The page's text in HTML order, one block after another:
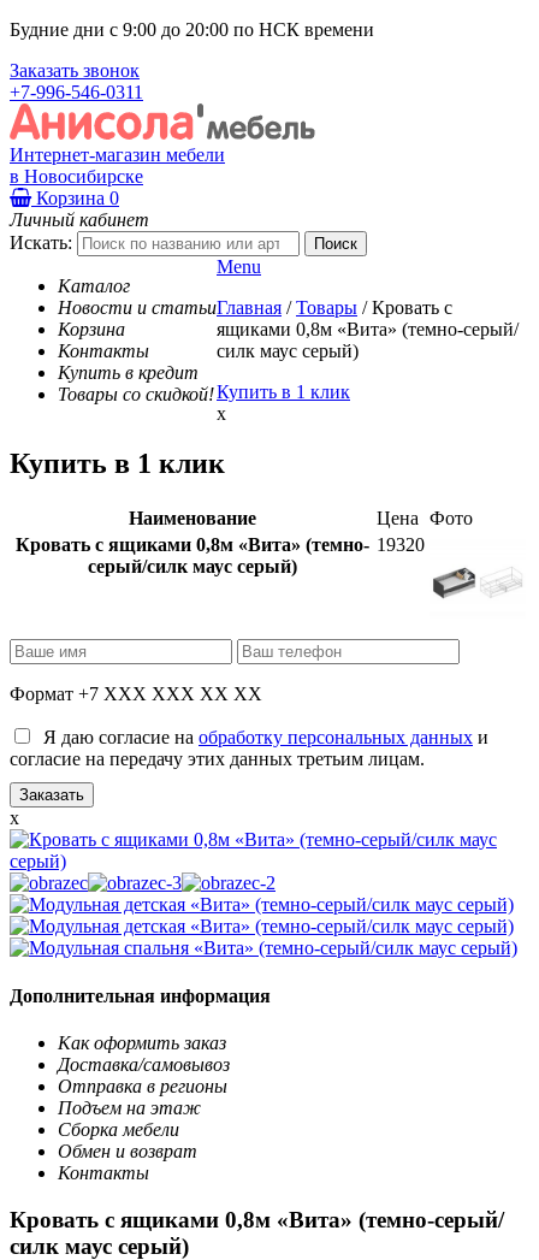
Будние дни с 9:00 до 20:00 по НСК времени
Заказать звонок
+7-996-546-0311
Интернет-магазин мебели
в Новосибирске
Корзина 0
Личный кабинет
Искать:
Каталог
Новости и статьи
Корзина
Контакты
Купить в кредит
Товары со скидкой!
Menu
Главная / Товары / Кровать с
ящиками 0,8м «Вита» (темно-серый/
силк маус серый)
Купить в 1 клик
x
Купить в 1 клик
Наименование Цена Фото
Кровать с ящиками 0,8м «Вита» (темно-
серый/силк маус серый)
19320
Формат +7 XXX XXX XX XX
Я даю согласие на обработку персональных данных и
согласие на передачу этих данных третьим лицам.
x
Дополнительная информация
Как оформить заказ
Доставка/самовывоз
Отправка в регионы
Подъем на этаж
Сборка мебели
Обмен и возврат
Контакты
Кровать с ящиками 0,8м «Вита» (темно-серый/
силк маус серый)